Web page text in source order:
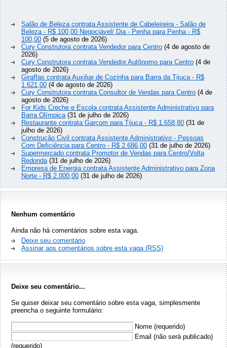
Salão de Beleza contrata Assistente de Cabeleireira - Salão de
Beleza - R$ 100,00 Negociável/ Dia - Penha para Penha - R$
100,00 (5 de agosto de 2026)
Cury Construtora contrata Vendedor para Centro (4 de agosto de
2026)
Cury Construtora contrata Vendedor Autônomo para Centro (4 de
agosto de 2026)
Giraffas contrata Auxiliar de Cozinha para Barra da Tijuca - R$
1.621,00 (4 de agosto de 2026)
Cury Construtora contrata Consultor de Vendas para Centro (4 de
agosto de 2026)
For Kids Creche e Escola contrata Assistente Administrativo para
Barra Olímpica(31 de julho de 2026)
Restaurante contrata Garçom para Tijuca - R$ 1.658,80 (31 de
julho de 2026)
Construção Civil contrata Assistente Administrativo - Pessoas
Com Deficiência para Centro - R$ 2.686,00 (31 de julho de 2026)
Supermercado contrata Promotor de Vendas para Centro/Volta
Redonda(31 de julho de 2026)
Empresa de Energia contrata Assistente Administrativo para Zona
Norte - R$ 2.000,00 (31 de julho de 2026)
Nenhum comentário
Ainda não há comentários sobre esta vaga.
Deixe seu comentário
Assinar aos comentários sobre esta vaga (RSS)
Deixe seu comentário...
Se quiser deixar seu comentário sobre esta vaga, simplesmente
preencha o seguinte formulário:
Nome (requerido)
Email (não será publicado)
(requerido)